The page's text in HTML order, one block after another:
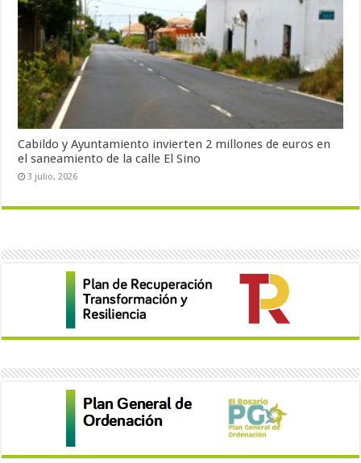
Cabildo y Ayuntamiento invierten 2 millones de euros en
el saneamiento de la calle El Sino
3 julio, 2026